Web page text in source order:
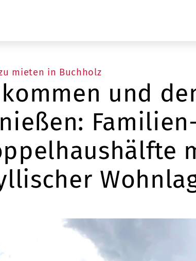
mieten in Buchholz
und